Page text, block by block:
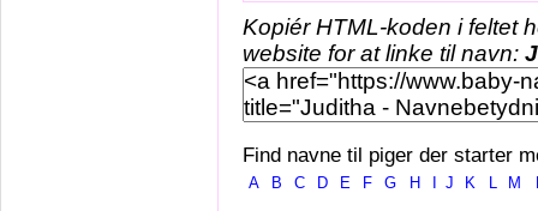
Kopiér HTML-koden i feltet
website for at linke til navn:
Find navne til piger der starter
A B C D E F G H J K L M